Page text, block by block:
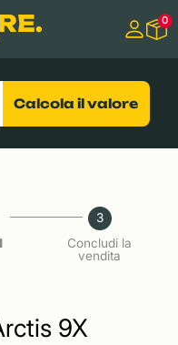
0
Calcola il valore
3
Concludi la
vendita
9X